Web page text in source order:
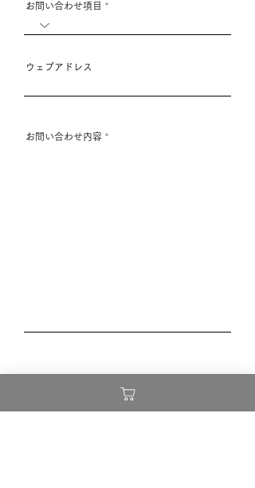
お問い合わせ項目
ウェブアドレス
お問い合わせ内容
送信する